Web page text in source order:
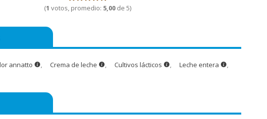
(1 votos, promedio: 5,00 de 5)
annatto , Crema de leche , Cultivos lácticos , Leche entera
,